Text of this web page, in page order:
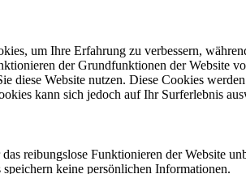
um Ihre Erfahrung zu verbessern,
der Grundfunktionen der Website
diese Website nutzen. Diese Cookies
kann sich jedoch auf Ihr Surferlebnis
reibungslose Funktionieren der Website
keine persönlichen Informationen.